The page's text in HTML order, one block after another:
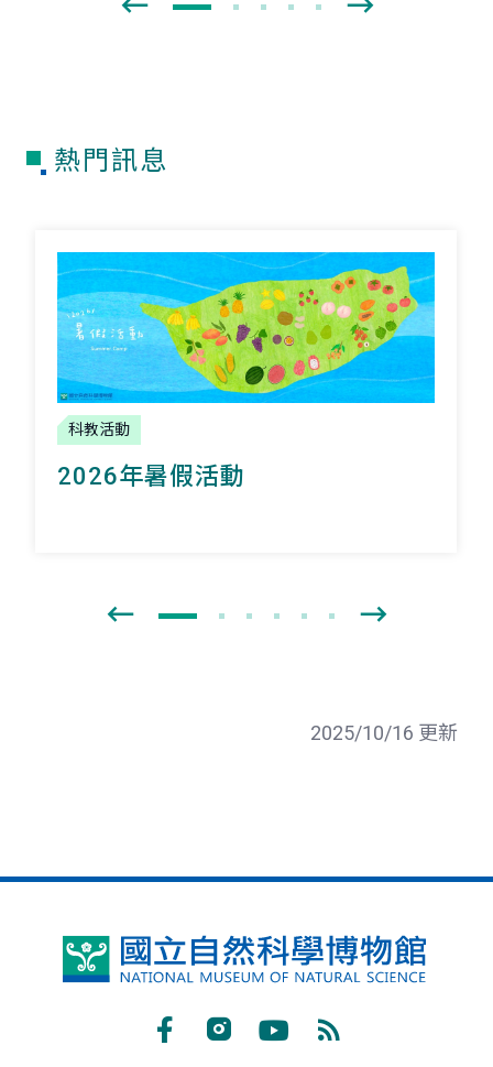
熱門訊息
科教活動
2026年暑假活動
2025/10/16 更新
國